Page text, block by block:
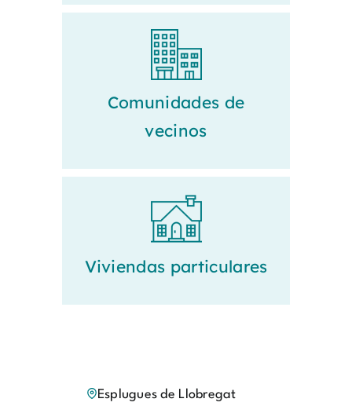
Comunidades de
vecinos
Viviendas particulares
Esplugues de Llobregat